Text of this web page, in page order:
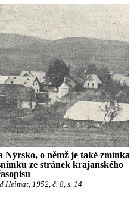
Nýrsko, o němž je také zmínka
ze stránek krajanského
Heimat, 1952, č. 8, s. 14